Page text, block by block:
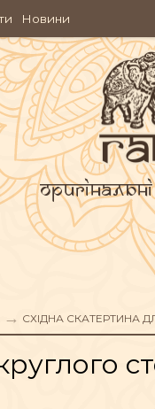
Новини
СХІДНА СКАТЕРТИНА